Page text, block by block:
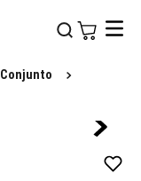
Conjunto